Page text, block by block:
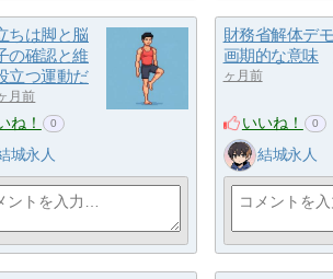
ちは脚と脳
の確認と維
立つ運動だ
月前
ね！ 0
城永人
財務省解体デ
画期的な意味
ヶ月前
いいね！ 0
結城永人